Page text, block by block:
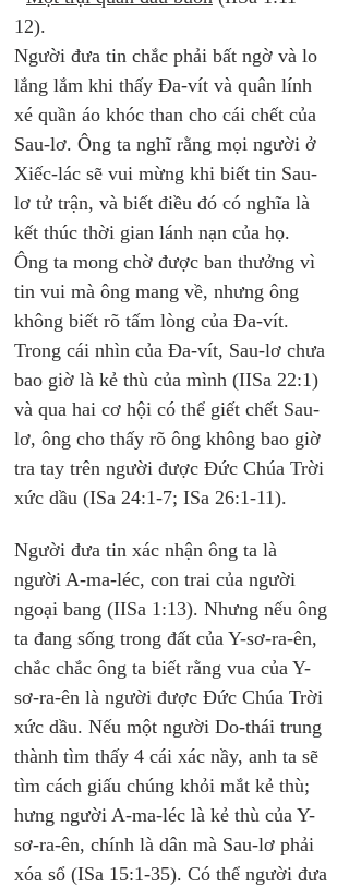
12).
Người đưa tin chắc phải bất ngờ và lo
lắng lắm khi thấy Đa-vít và quân lính
xé quần áo khóc than cho cái chết của
Sau-lơ. Ông ta nghĩ rằng mọi người ở
Xiếc-lác sẽ vui mừng khi biết tin Sau-
lơ tử trận, và biết điều đó có nghĩa là
kết thúc thời gian lánh nạn của họ.
Ông ta mong chờ được ban thưởng vì
tin vui mà ông mang về, nhưng ông
không biết rõ tấm lòng của Đa-vít.
Trong cái nhìn của Đa-vít, Sau-lơ chưa
bao giờ là kẻ thù của mình (IISa 22:1)
và qua hai cơ hội có thể giết chết Sau-
lơ, ông cho thấy rõ ông không bao giờ
tra tay trên người được Đức Chúa Trời
xức dầu (ISa 24:1-7; ISa 26:1-11).
Người đưa tin xác nhận ông ta là
người A-ma-léc, con trai của người
ngoại bang (IISa 1:13). Nhưng nếu ông
ta đang sống trong đất của Y-sơ-ra-ên,
chắc chắc ông ta biết rằng vua của Y-
sơ-ra-ên là người được Đức Chúa Trời
xức dầu. Nếu một người Do-thái trung
thành tìm thấy 4 cái xác nầy, anh ta sẽ
tìm cách giấu chúng khỏi mắt kẻ thù;
hưng người A-ma-léc là kẻ thù của Y-
sơ-ra-ên, chính là dân mà Sau-lơ phải
xóa sổ (ISa 15:1-35). Có thể người đưa